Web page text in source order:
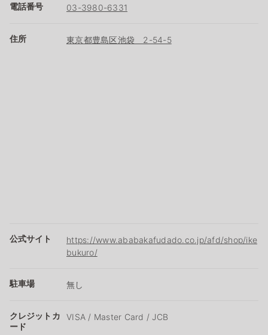
電話番号 03-3980-6331
住所 東京都豊島区池袋 2-54-5
公式サイト
https://www.ababakafudado.co.jp/afd/shop/ike
bukuro/
駐車場 無し
クレジットカ
ード
VISA / Master Card / JCB